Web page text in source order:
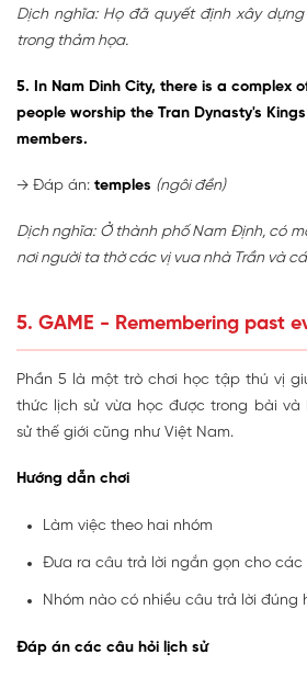
Dịch nghĩa: Họ đã quyết định xây
trong thảm họa.
5. In Nam Dinh City, there is a complex
people worship the Tran Dynasty's
members.
→ Đáp án: temples (ngôi đền)
Dịch nghĩa: Ở thành phố Nam Định, có
nơi người ta thờ các vị vua nhà Trần và
5. GAME - Remembering past
Phần 5 là một trò chơi học tập thú vị
thức lịch sử vừa học được trong bài và
sử thế giới cũng như Việt Nam.
Hướng dẫn chơi
Làm việc theo hai nhóm
Đưa ra câu trả lời ngắn gọn cho các
Nhóm nào có nhiều câu trả lời đúng
Đáp án các câu hỏi lịch sử